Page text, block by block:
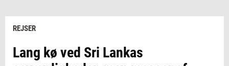
REJSER
Lang kø ved Sri Lankas